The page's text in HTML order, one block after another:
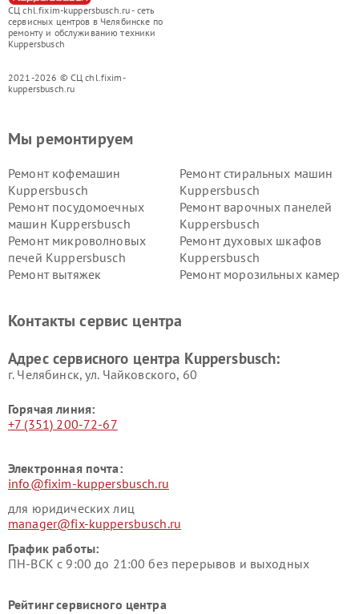
СЦ chl.fixim-kuppersbusch.ru - сеть
сервисных центров в Челябинске по
ремонту и обслуживанию техники
Kuppersbusch
2021-2026 © СЦ chl.fixim-
kuppersbusch.ru
Мы ремонтируем
Ремонт кофемашин
Kuppersbusch
Ремонт стиральных машин
Kuppersbusch
Ремонт посудомоечных
машин Kuppersbusch
Ремонт варочных панелей
Kuppersbusch
Ремонт микроволновых
печей Kuppersbusch
Ремонт духовых шкафов
Kuppersbusch
Ремонт вытяжек
Ремонт морозильных камер
Kuppersbusch
вакуумных упаковщиков
Ремонт сушильных машин Kuppersbusch
Контакты сервис центра
Адрес сервисного центра Kuppersbusch:
г. Челябинск, ул. Чайковского, 60
Горячая линия:
+7 (351) 200-72-67
Электронная почта:
info@fixim-kuppersbusch.ru
для юридических лиц
manager@fix-kuppersbusch.ru
График работы:
ПН-ВСК с 9:00 до 21:00 без перерывов и выходных
Рейтинг сервисного центра